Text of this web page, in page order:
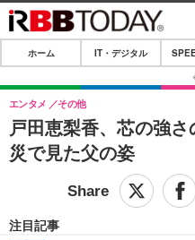
ホーム
IT・デジタル
IT・デジタルTOP
ショッピング
SPEED TEST
エンタメTOP
ホーム IT・デジタル
戸田恵梨香、芯の強
災で見た父の姿
エンタメ その他
注目記事